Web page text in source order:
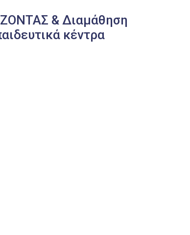
& Διαμάθηση
κέντρα